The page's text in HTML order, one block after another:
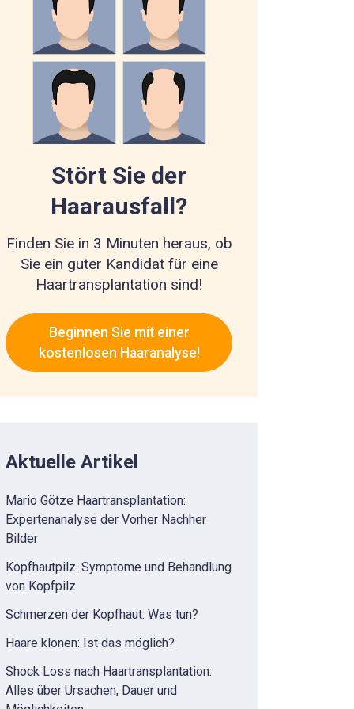
Stört Sie der
Haarausfall?
Finden Sie in 3 Minuten heraus, ob
Sie ein guter Kandidat für eine
Haartransplantation sind!
Beginnen Sie mit einer
kostenlosen Haaranalyse!
Aktuelle Artikel
Mario Götze Haartransplantation:
Expertenanalyse der Vorher Nachher
Bilder
Kopfhautpilz: Symptome und Behandlung
von Kopfpilz
Schmerzen der Kopfhaut: Was tun?
Haare klonen: Ist das möglich?
Shock Loss nach Haartransplantation:
Alles über Ursachen, Dauer und